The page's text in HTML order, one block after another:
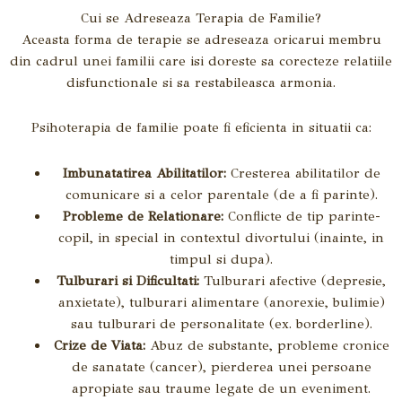
Cui se Adreseaza Terapia de Familie?
Aceasta forma de terapie se adreseaza oricarui membru
din cadrul unei familii care isi doreste sa corecteze relatiile
disfunctionale si sa restabileasca armonia.
Psihoterapia de familie poate fi eficienta in situatii ca:
Imbunatatirea Abilitatilor:Cresterea abilitatilor de
comunicare si a celor parentale (de a fi parinte).
Probleme de Relationare:Conflicte de tip parinte-
copil, in special in contextul divortului (inainte, in
timpul si dupa).
Tulburari si Dificultati: Tulburari afective (depresie,
anxietate), tulburari alimentare (anorexie, bulimie)
sau tulburari de personalitate (ex. borderline).
Crize de Viata:Abuz de substante, probleme cronice
de sanatate (cancer), pierderea unei persoane
apropiate sau traume legate de un eveniment.